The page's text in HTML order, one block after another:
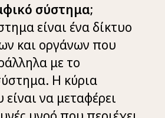
σύστημα;
είναι ένα δίκτυο
και οργάνων που
με το
Η κύρια
είναι να μεταφέρει